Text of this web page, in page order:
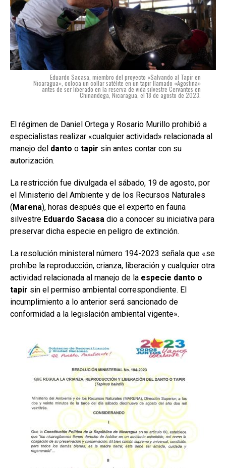
Eduardo Sacasa, miembro del proyecto «Salvando al Tapir en
Nicaragua», coloca un collar satélite en un tapir llamado «Agostina»
antes de ser liberado en la reserva de vida silvestre Cervantes en
Chinandega, Nicaragua, el 18 de agosto de 2023.
El régimen de Daniel Ortega y Rosario Murillo prohibió a
especialistas realizar «cualquier actividad» relacionada al
manejo del danto o tapir sin antes contar con su
autorización.
La restricción fue divulgada el sábado, 19 de agosto, por
el Ministerio del Ambiente y de los Recursos Naturales
(Marena), horas después que el experto en fauna
silvestre Eduardo Sacasa dio a conocer su iniciativa para
preservar dicha especie en peligro de extinción.
La resolución ministeral número 194-2023 señala que «se
prohíbe la reproducción, crianza, liberación y cualquier otra
actividad relacionada al manejo de la especie danto o
tapir sin el permiso ambiental correspondiente. El
incumplimiento a lo anterior será sancionado de
conformidad a la legislación ambiental vigente».